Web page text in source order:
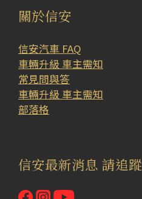
關於信安
信安汽車 FAQ
車輛升級 車主需知
常見問與答
車輛升級 車主需知
部落格
信安最新消息 請追蹤